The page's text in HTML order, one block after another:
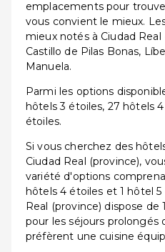
emplacements pour
vous convient le mieux.
mieux notés à Ciudad
Castillo de Pilas Bonas,
Manuela.
Parmi les options
hôtels 3 étoiles, 27 hôtels
étoiles.
Si vous cherchez des
Ciudad Real (province),
variété d'options
hôtels 4 étoiles et 1 hôtel 5
Real (province) dispose de
pour les séjours prolongés
préfèrent une cuisine